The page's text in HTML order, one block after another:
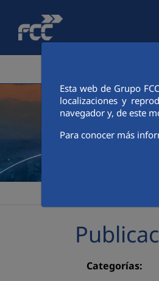
Saltar al contenido principal
Esta web de Grupo
localizaciones y
navegador y, de este
Para conocer más
Categorías: